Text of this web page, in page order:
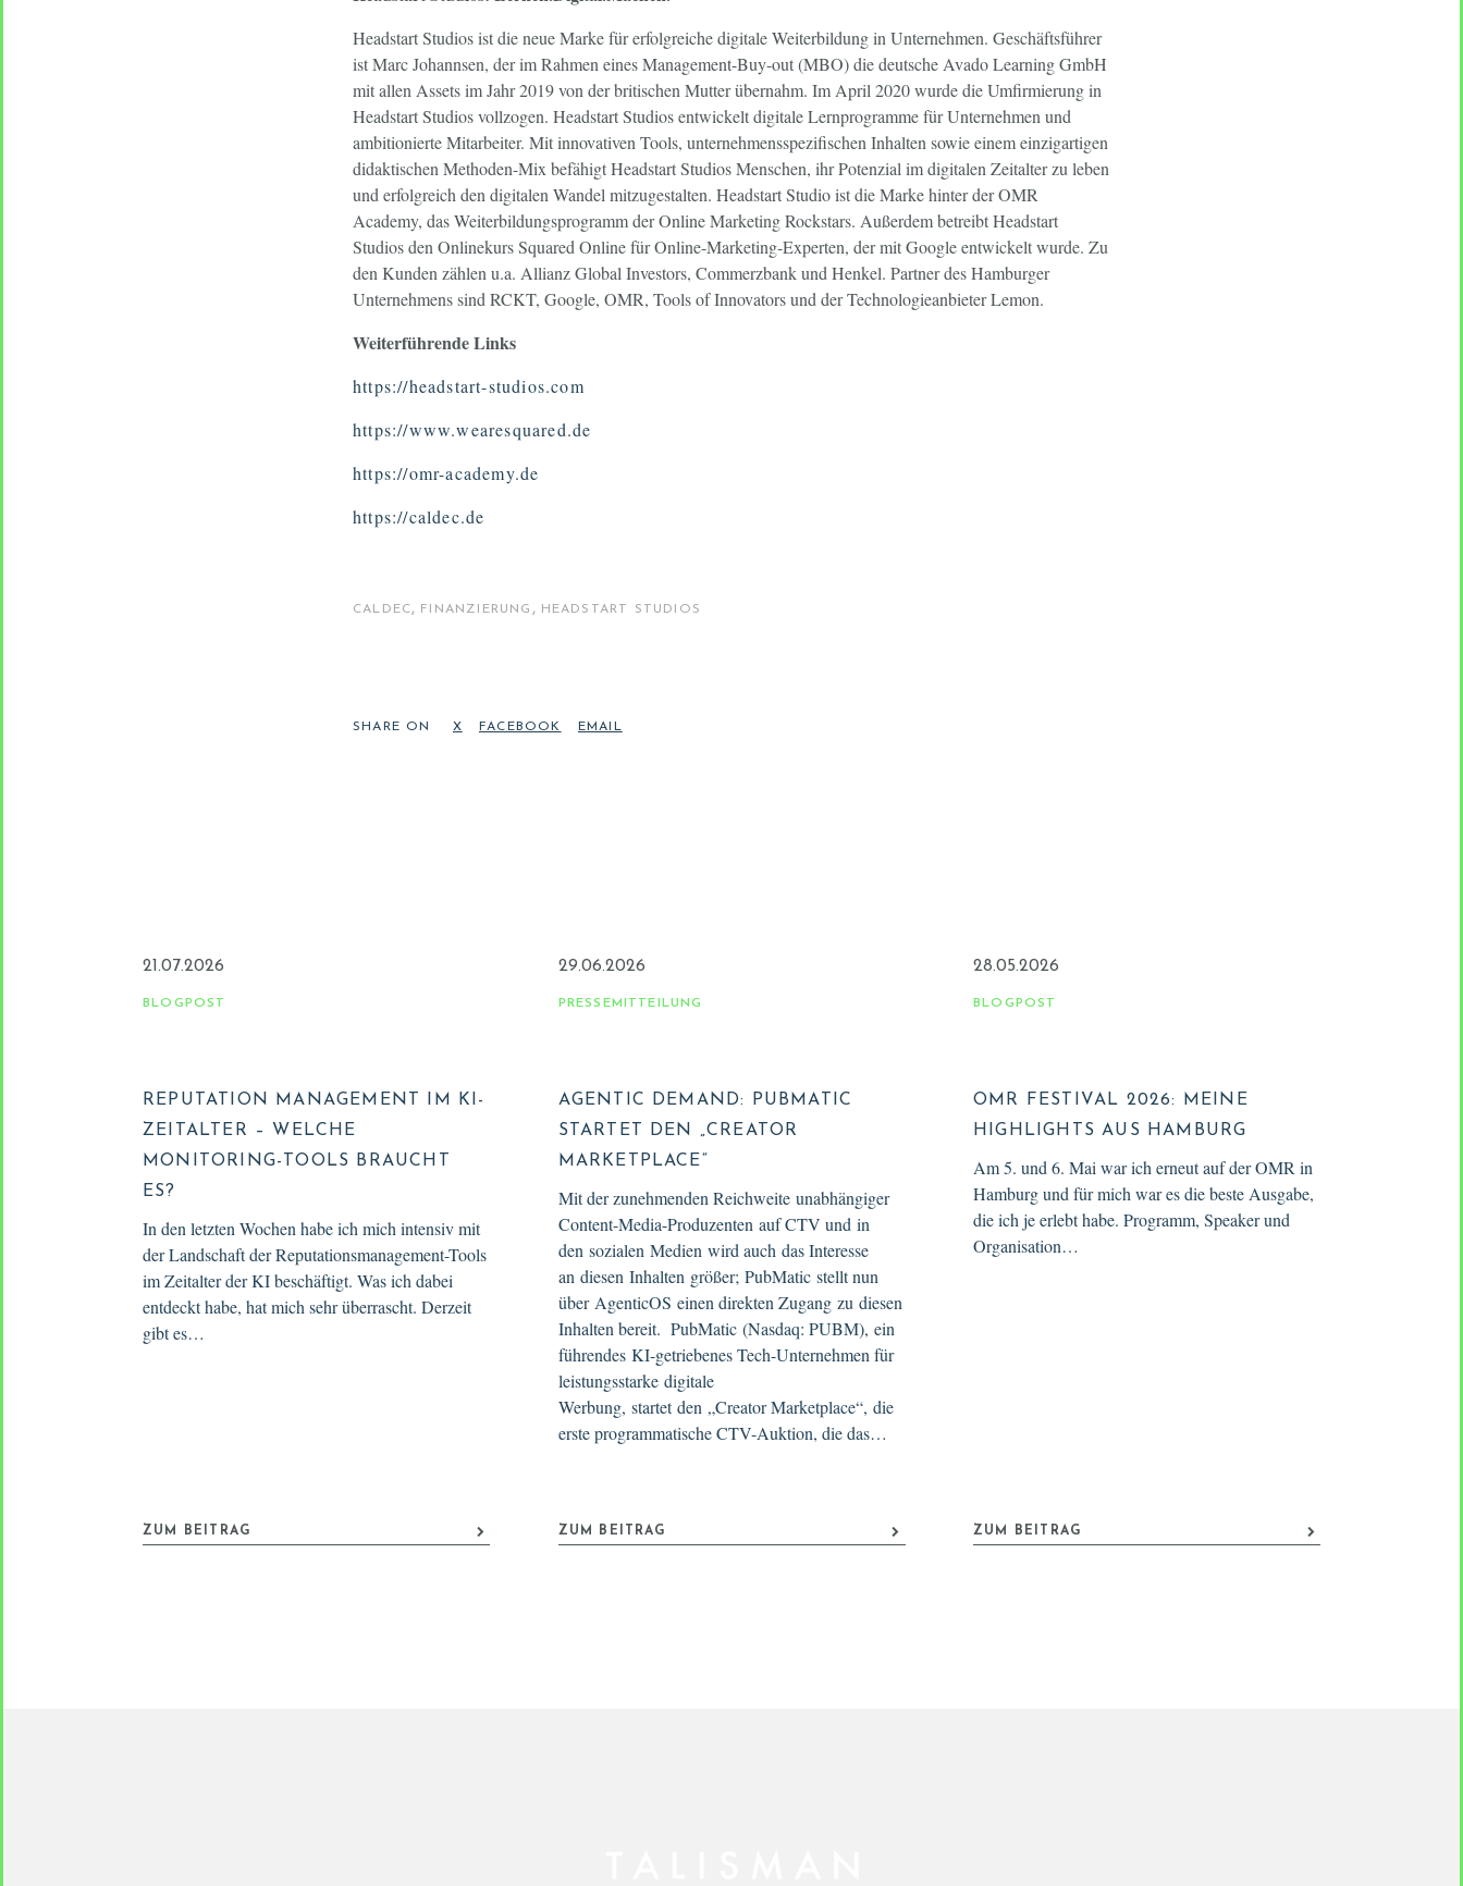
Headstart Studios ist die neue Marke für erfolgreiche digitale Weiterbildung in Unternehmen. Geschäftsführer
ist Marc Johannsen, der im Rahmen eines Management-Buy-out (MBO) die deutsche Avado Learning GmbH
mit allen Assets im Jahr 2019 von der britischen Mutter übernahm. Im April 2020 wurde die Umfirmierung in
Headstart Studios vollzogen. Headstart Studios entwickelt digitale Lernprogramme für Unternehmen und
ambitionierte Mitarbeiter. Mit innovativen Tools, unternehmensspezifischen Inhalten sowie einem einzigartigen
didaktischen Methoden-Mix befähigt Headstart Studios Menschen, ihr Potenzial im digitalen Zeitalter zu leben
und erfolgreich den digitalen Wandel mitzugestalten. Headstart Studio ist die Marke hinter der OMR
Academy, das Weiterbildungsprogramm der Online Marketing Rockstars. Außerdem betreibt Headstart
Studios den Onlinekurs Squared Online für Online-Marketing-Experten, der mit Google entwickelt wurde. Zu
den Kunden zählen u.a. Allianz Global Investors, Commerzbank und Henkel. Partner des Hamburger
Unternehmens sind RCKT, Google, OMR, Tools of Innovators und der Technologieanbieter Lemon.
Weiterführende Links
https://headstart-studios.com
https://www.wearesquared.de
https://omr-academy.de
https://caldec.de
CALDEC, FINANZIERUNG , HEADSTART STUDIOS
SHARE ON
21.07.2026
BLOGPOST
REPUTATION MANAGEMENT IM KI-
ZEITALTER – WELCHE
MONITORING-TOOLS BRAUCHT
ES?
In den letzten Wochen habe ich mich intensiv mit
der Landschaft der Reputationsmanagement-Tools
im Zeitalter der KI beschäftigt. Was ich dabei
entdeckt habe, hat mich sehr überrascht. Derzeit
gibt es…
ZUM BEITRAG
29.06.2026
PRESSEMITTEILUNG
AGENTIC DEMAND: PUBMATIC
STARTET DEN „CREATOR
MARKETPLACE“
Mit der zunehmenden Reichweite unabhängiger
Content-Media-Produzenten auf CTV und in
den sozialen Medien wird auch das Interesse
an diesen Inhalten größer; PubMatic stellt nun
über AgenticOS einen direkten Zugang zu diesen
Inhalten bereit. PubMatic (Nasdaq: PUBM), ein
führendes KI-getriebenes Tech-Unternehmen für
leistungsstarke digitale
Werbung, startet den „Creator Marketplace“, die
erste programmatische CTV-Auktion, die das…
ZUM BEITRAG
28.05.2026
BLOGPOST
OMR FESTIVAL 2026: MEINE
HIGHLIGHTS AUS HAMBURG
Am 5. und 6. Mai war ich erneut auf der OMR in
Hamburg und für mich war es die beste Ausgabe,
die ich je erlebt habe. Programm, Speaker und
Organisation…
ZUM BEITRAG